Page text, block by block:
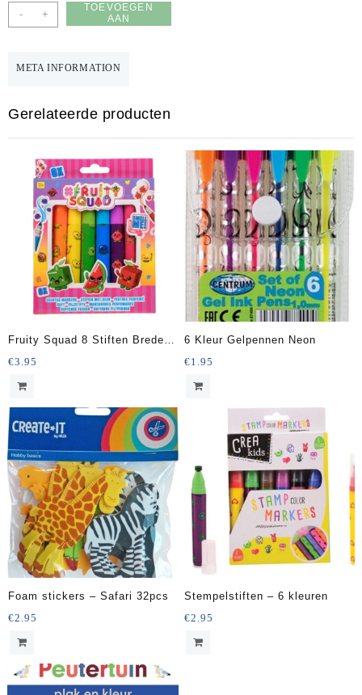
- +
TOEVOEGEN
AAN
WINKELWAGEN
META INFORMATION
Gerelateerde producten
Fruity Squad 8 Stiften Brede
Punt met Geur
€3.95
6 Kleur Gelpennen Neon
€1.95
Foam stickers – Safari 32pcs
€2.95
Stempelstiften – 6 kleuren
€2.95